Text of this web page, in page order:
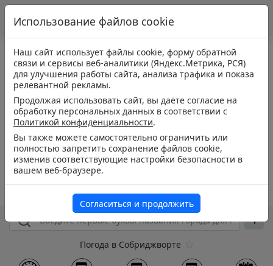
Погода в Собриджворте
Использование файлов cookie
Наш сайт использует файлы cookie, форму обратной
связи и сервисы веб-аналитики (Яндекс.Метрика, РСЯ)
для улучшения работы сайта, анализа трафика и показа
релевантной рекламы.
Продолжая использовать сайт, вы даёте согласие на
обработку персональных данных в соответствии с
Политикой конфиденциальности.
Вы также можете самостоятельно ограничить или
полностью запретить сохранение файлов cookie,
изменив соответствующие настройки безопасности в
вашем веб-браузере.
Согласиться и продолжить